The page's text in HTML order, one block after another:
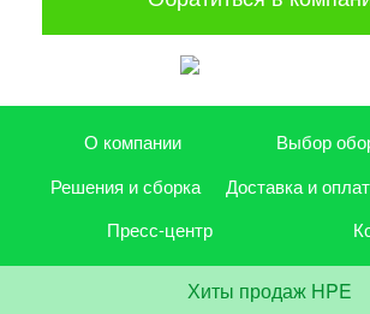
О компании
Выбор
Решения и сборка
Доставка и
Пресс-центр
Хиты продаж HPE